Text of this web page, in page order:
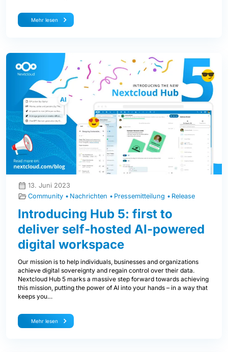
Mehr lesen
13. Juni 2023
Community
Nachrichten Pressemitteilung Release
Introducing Hub 5: first to
deliver self-hosted AI-powered
digital workspace
Our mission is to help individuals, businesses and organizations
achieve digital sovereignty and regain control over their data.
Nextcloud Hub 5 marks a massive step forward towards achieving
this mission, putting the power of AI into your hands – in a way that
keeps you…
Mehr lesen